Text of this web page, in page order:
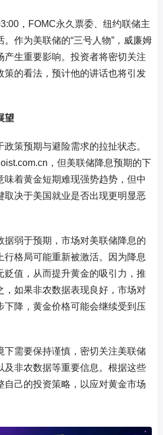
，FOMC永久票委、纽约联储主
作为美联储的“三号人物”，威廉姆
产生重要影响。投资者将密切关注
策的看法，预计他的讲话也将引发
望
策预期与避险需求的拉扯状态。
，但美联储降息预期的下
味着黄金短期难现强势趋势，但中
取决于美国就业是否出现更明显恶
据弱于预期，市场对美联储降息的
行格局可能重新被激活。因为降息
贬值，从而提升黄金的吸引力，推
，如果非农数据表现良好，市场对
下降，黄金价格可能会继续受到压
下需要保持谨慎，密切关注美联储
及非农数据等重要信息。根据这些
自己的投资策略，以应对黄金市场